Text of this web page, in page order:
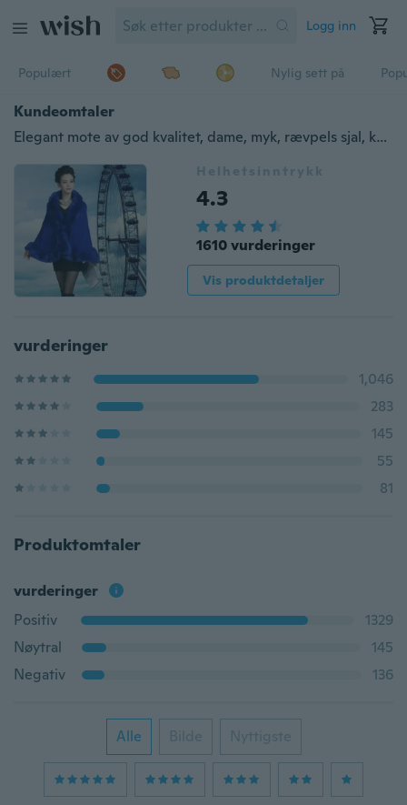
Logg inn
Populært Nylig sett på
Kundeomtaler
Elegant mote av god kvalitet, dame, myk, rævpels sjal, kappe, broderi, ull, pels, Cape
Helhetsinntrykk
4.3
1610 vurderinger
Vis produktdetaljer
vurderinger
1,046
283
145
55
81
Produktomtaler
vurderinger
Positiv
1329
Nøytral
145
Negativ
136
Alle Bilde Nyttigste